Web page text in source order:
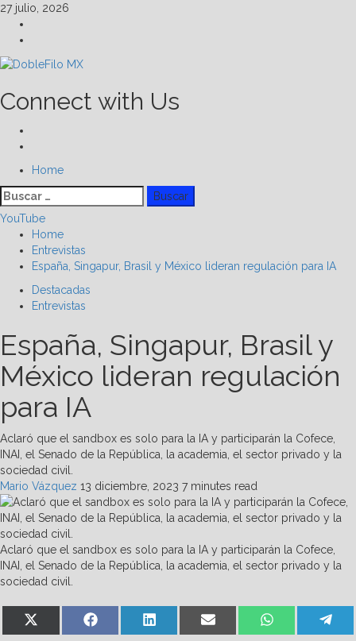
Skip
content
27 julio, 2026
Connect with Us
Primary
Menu
Home
Buscar:
YouTube
Home
Entrevistas
España, Singapur, Brasil y México lideran regulación para IA
Destacadas
Entrevistas
España, Singapur, Brasil y
México lideran regulación
para IA
Aclaró que el sandbox es solo para la IA y participarán la Cofece,
INAI, el Senado de la República, la academia, el sector privado y la
sociedad civil.
Mario Vázquez 13 diciembre, 2023 7 minutes read
Aclaró que el sandbox es solo para la IA y participarán la Cofece,
INAI, el Senado de la República, la academia, el sector privado y la
sociedad civil.
Facebook LinkedIn WhatsApp